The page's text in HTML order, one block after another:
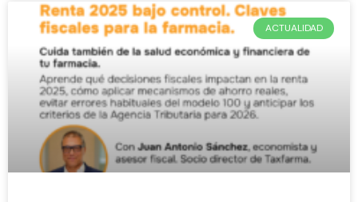
ACTUALIDAD